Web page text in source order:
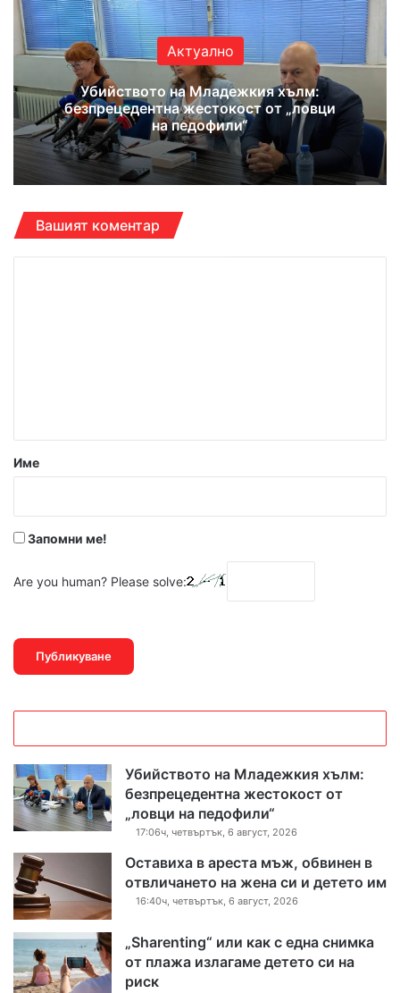
Актуално
Убийството на Младежкия хълм:
безпрецедентна жестокост от „ловци
на педофили“
Вашият коментар
р
Име
Запомни ме!
Are you human? Please solve:
Убийството на Младежкия хълм:
безпрецедентна жестокост от
„ловци на педофили“
17:06ч, четвъртък, 6 август, 2026
Оставиха в ареста мъж, обвинен в
отвличането на жена си и детето им
16:40ч, четвъртък, 6 август, 2026
„Sharenting“ или как с една снимка
от плажа излагаме детето си на
риск